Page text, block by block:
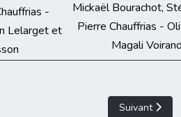
-
Lelarget et
Mickaël Bourachot,
Pierre Chauffrias -
Magali
Championnat d'allier Individuel
Article suivant
Suivant